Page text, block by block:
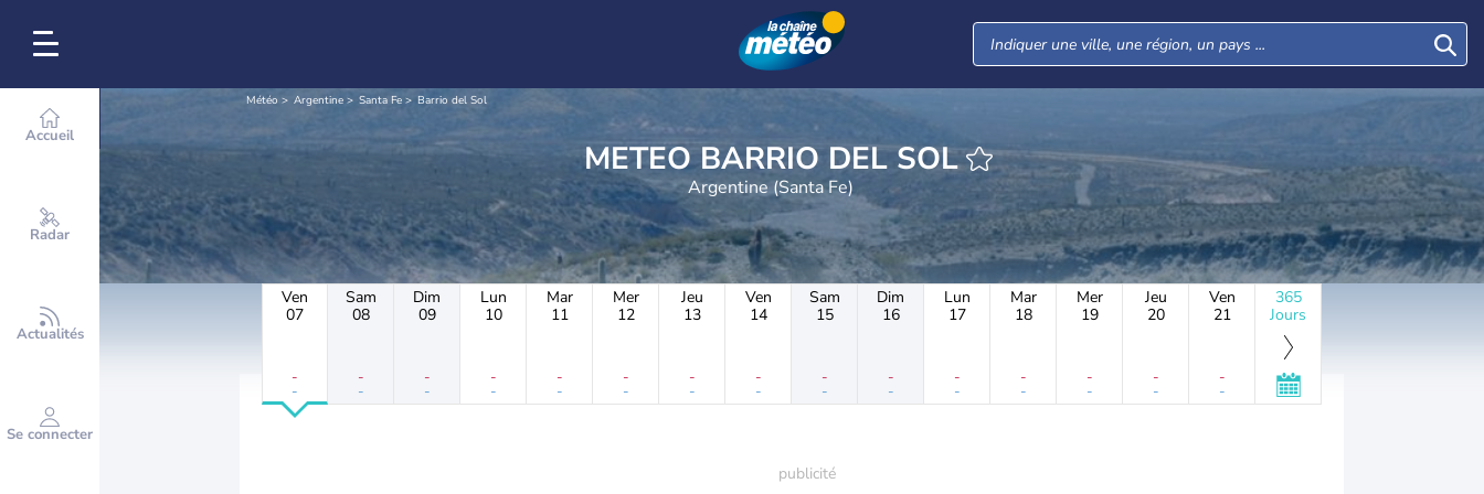
Accueil
Radar
Actualités
Se connecter
Météo Argentine Santa Fe Barrio del Sol
METEO BARRIO DEL SOL
Argentine (Santa Fe)
Ven
07
-
-
Sam
08
-
-
Dim
09
-
-
Lun
10
-
-
Mar
11
-
-
Mer
12
-
-
Jeu
13
-
-
Ven
14
-
-
Sam
15
-
-
Dim
16
-
-
Lun
17
-
-
Mar
18
-
-
Mer
19
-
-
Jeu
20
-
-
Ven
21
-
-
365
Jours